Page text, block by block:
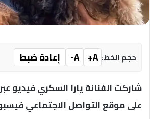
حجم الخط: A+
A-
إعادة ضبط
شاركت الفنانة يارا السكري فيديو
على موقع التواصل الاجتماعي